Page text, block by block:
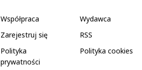
Współpraca
Wydawca
Zarejestruj się
RSS
Polityka
prywatności
Polityka cookies